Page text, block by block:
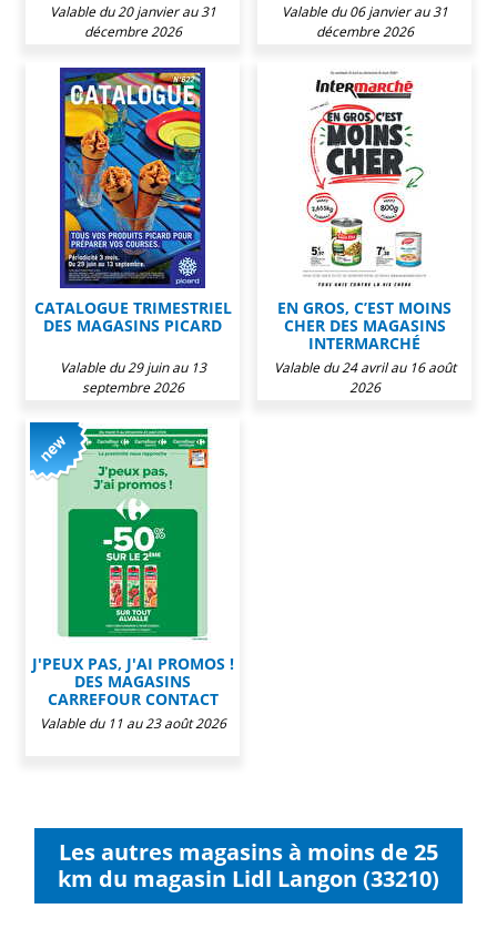
Valable du 20 janvier au 31
décembre 2026
Valable du 06 janvier au 31
décembre 2026
CATALOGUE TRIMESTRIEL
DES MAGASINS PICARD
Valable du 29 juin au 13
septembre 2026
EN GROS, C’EST MOINS
CHER DES MAGASINS
INTERMARCHÉ
Valable du 24 avril au 16 août
2026
J'PEUX PAS, J'AI PROMOS !
DES MAGASINS
CARREFOUR CONTACT
Valable du 11 au 23 août 2026
Les autres magasins à moins de 25
km du magasin Lidl Langon (33210)